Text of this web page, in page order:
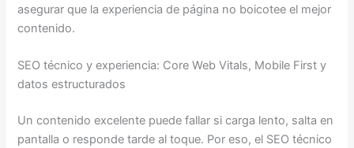
asegurar que la experiencia de página no boicotee el mejor
contenido.
SEO técnico y experiencia: Core Web Vitals, Mobile First y
datos estructurados
Un contenido excelente puede fallar si carga lento, salta en
pantalla o responde tarde al toque. Por eso, el SEO técnico